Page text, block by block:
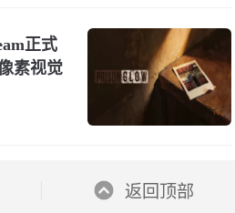
正式
素视觉
返回顶部